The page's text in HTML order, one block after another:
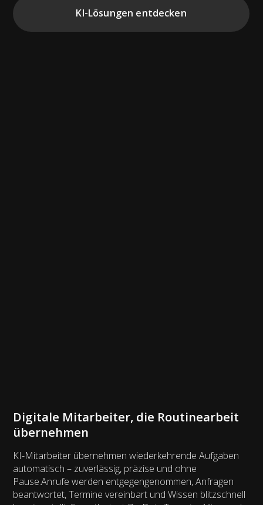
KI-Lösungen entdecken
Digitale Mitarbeiter, die Routinearbeit
übernehmen
KI-Mitarbeiter übernehmen wiederkehrende Aufgaben
automatisch – zuverlässig, präzise und ohne
Pause.Anrufe werden entgegengenommen, Anfragen
beantwortet, Termine vereinbart und Wissen blitzschnell